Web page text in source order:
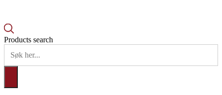
Products search